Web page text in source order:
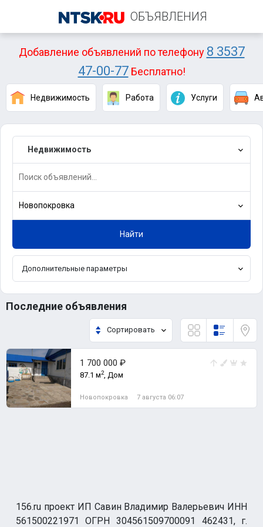
ОБЪЯВЛЕНИЯ
Добавление объявлений по телефону 8 3537
47-00-77Бесплатно!
Недвижимость Работа Услуги
Недвижимость
Новопокровка
Найти
Дополнительные параметры
Последние объявления
Сортировать
1 700 000 ₽
87.1 м2, Дом
Новопокровка 7 августа 06:07
156.ru проект ИП Савин Владимир Валерьевич ИНН
561500221971 ОГРН 304561509700091 462431, г.